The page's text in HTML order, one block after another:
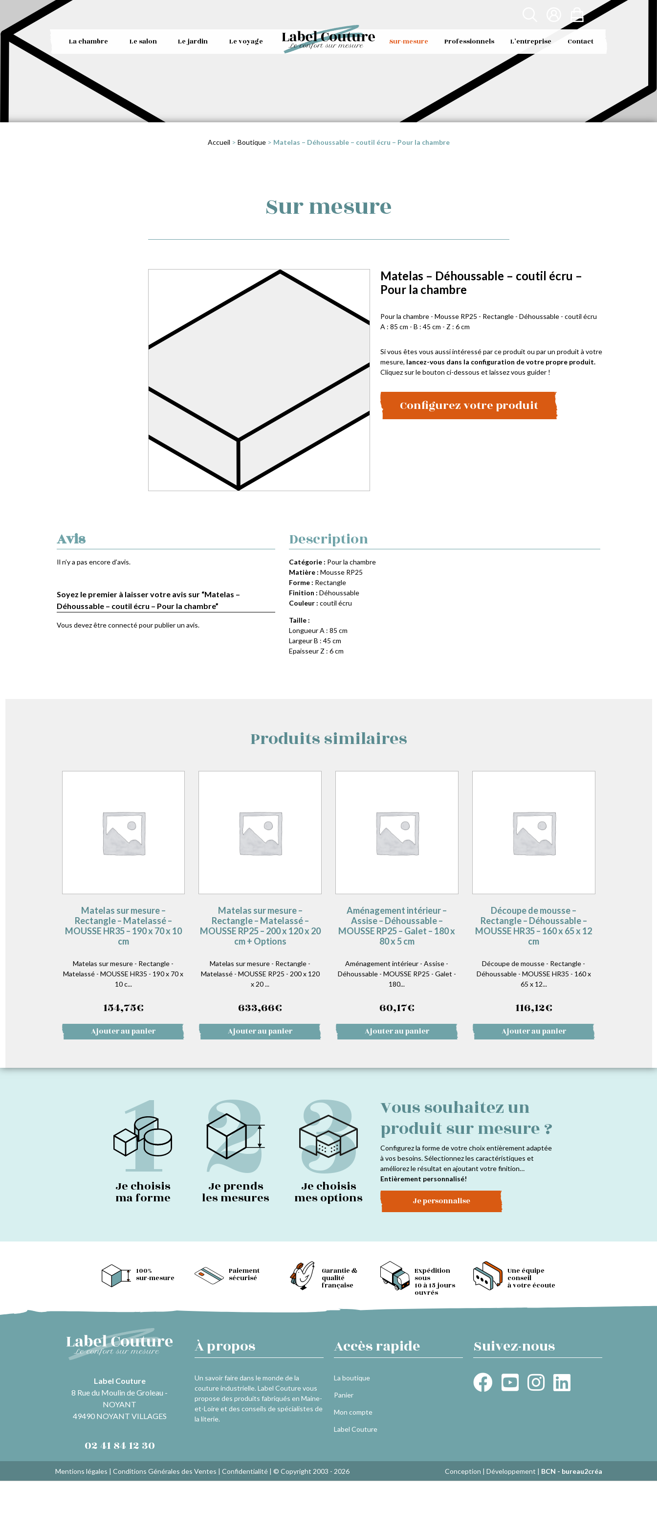
La chambre Le salon Le jardin Le voyage Sur-mesure Professionnels L’entreprise Contact
Accueil > Boutique> Matelas – Déhoussable – coutil écru – Pour la chambre
Sur mesure
Matelas – Déhoussable – coutil écru –
Pour la chambre
Pour la chambre - Mousse RP25 - Rectangle - Déhoussable - coutil écru
A : 85 cm - B : 45 cm - Z : 6 cm
Si vous êtes vous aussi intéressé par ce produit ou par un produit à votre
mesure, lancez-vous dans la configuration de votre propre produit.
Cliquez sur le bouton ci-dessous et laissez vous guider !
Configurez votre produit
Avis
Il n’y a pas encore d’avis.
Soyez le premier à laisser votre avis sur “Matelas –
Déhoussable – coutil écru – Pour la chambre”
Vous devez êtreconnectépour publier un avis.
Description
Catégorie : Pour la chambre
Matière : Mousse RP25
Forme : Rectangle
Finition : Déhoussable
Couleur : coutil écru
Taille :
Longueur A : 85 cm
Largeur B : 45 cm
Epaisseur Z : 6 cm
Produits similaires
Matelas sur mesure –
Rectangle – Matelassé –
MOUSSE HR35 – 190 x 70 x 10
cm
Matelas sur mesure - Rectangle -
Matelassé - MOUSSE HR35 - 190 x 70 x
10 c...
154,75€
Ajouter au panier
Matelas sur mesure –
Rectangle – Matelassé –
MOUSSE RP25 – 200 x 120 x 20
cm + Options
Matelas sur mesure - Rectangle -
Matelassé - MOUSSE RP25 - 200 x 120
x 20 ...
633,66€
Ajouter au panier
Aménagement intérieur –
Assise – Déhoussable –
MOUSSE RP25 – Galet – 180 x
80 x 5 cm
Aménagement intérieur - Assise -
Déhoussable - MOUSSE RP25 - Galet -
180...
60,17€
Ajouter au panier
Découpe de mousse –
Rectangle – Déhoussable –
MOUSSE HR35 – 160 x 65 x 12
cm
Découpe de mousse - Rectangle -
Déhoussable - MOUSSE HR35 - 160 x
65 x 12...
116,12€
Ajouter au panier
1
Je choisis
ma forme 2
Je prends
les mesures 3
Je choisis
mes options
Vous souhaitez un
produit sur mesure ?
Configurez la forme de votre choix entièrement adaptée
à vos besoins. Sélectionnez les caractéristiques et
améliorez le résultat en ajoutant votre finition…
Entièrement personnalisé!
Je personnalise
100%
sur-mesure
Paiement
sécurisé
Garantie &
qualité
française
Expédition
sous
10 à 15 jours
ouvrés
Une équipe
conseil
à votre écoute
Label Couture
8 Rue du Moulin de Groleau -
NOYANT
49490 NOYANT VILLAGES
02 41 84 12 30
À propos
Un savoir faire dans le monde de la
couture industrielle. Label Couture vous
propose des produits fabriqués en Maine-
et-Loire et des conseils de spécialistes de
la literie.
Accès rapide
La boutique
Panier
Mon compte
Label Couture
Suivez-nous
Mentions légales | Conditions Générales des Ventes | Confidentialité| © Copyright 2003 - 2026 Conception | Développement | BCN - bureau2créa